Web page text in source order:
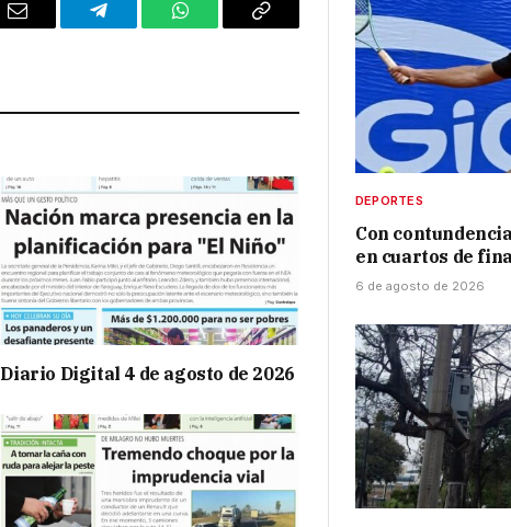
Email Telegram WhatsAppCopy
Diario Digital 4 de agosto de 2026
DEPORTES
Con
en cuartos de
6 de agosto de 2026